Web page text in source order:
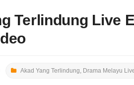
Terlindung Live
Akad Yang Terlindung, Drama Melayu